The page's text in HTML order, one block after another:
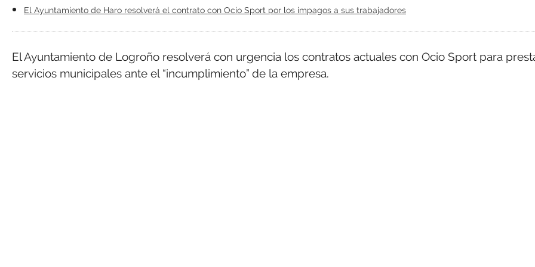
El Ayuntamiento de Haro resolverá el contrato con Ocio Sport por los impagos a sus trabajadores
El Ayuntamiento de Logroño resolverá con urgencia los contratos actuales con Ocio Sport para
servicios municipales ante el “incumplimiento” de la empresa.